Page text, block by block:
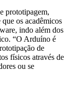
prototipagem,
os acadêmicos
indo além dos
“O Arduíno é
de
físicos através de
ou se